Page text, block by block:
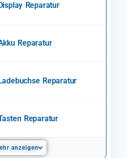
Reparatur
Reparatur
Reparatur
Reparatur
anzeigen